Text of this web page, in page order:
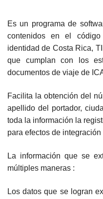
Es un programa de
contenidos en el
identidad de Costa Rica,
que cumplan con los
documentos de viaje de
Facilita la obtención del
apellido del portador,
toda la información la
para efectos de
La información que se
múltiples maneras :
Los datos que se logran